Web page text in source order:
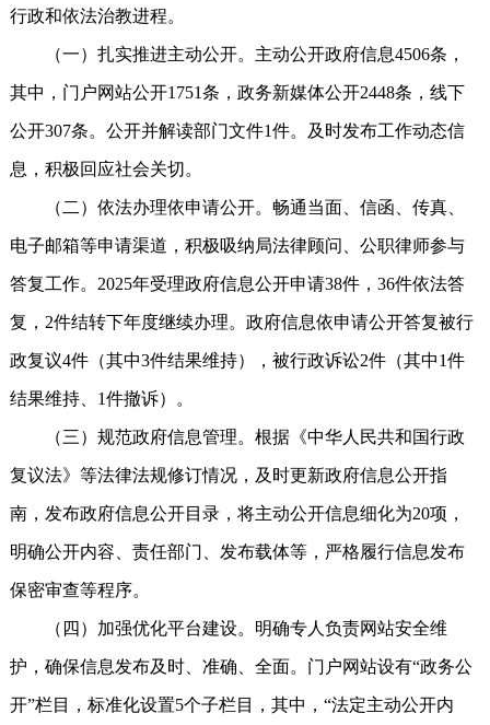
行政和依法治教进程。
（一）扎实推进主动公开。主动公开政府信息4506条，
其中，门户网站公开1751条，政务新媒体公开2448条，线下
公开307条。公开并解读部门文件1件。及时发布工作动态信
息，积极回应社会关切。
（二）依法办理依申请公开。畅通当面、信函、传真、
电子邮箱等申请渠道，积极吸纳局法律顾问、公职律师参与
答复工作。2025年受理政府信息公开申请38件，36件依法答
复，2件结转下年度继续办理。政府信息依申请公开答复被行
政复议4件（其中3件结果维持），被行政诉讼2件（其中1件
结果维持、1件撤诉）。
（三）规范政府信息管理。根据《中华人民共和国行政
复议法》等法律法规修订情况，及时更新政府信息公开指
南，发布政府信息公开目录，将主动公开信息细化为20项，
明确公开内容、责任部门、发布载体等，严格履行信息发布
保密审查等程序。
（四）加强优化平台建设。明确专人负责网站安全维
护，确保信息发布及时、准确、全面。门户网站设有“政务公
开”栏目，标准化设置5个子栏目，其中，“法定主动公开内